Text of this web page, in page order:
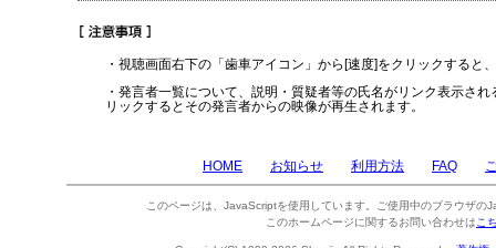
・視聴画面右下の「歯車アイコン」から[速度]をクリックすると
・発言者一覧について、説明・質疑者等の氏名がリンク表示さ
リックするとその発言者からの映像が再生されます。
HOME お知らせ 利用方法 FAQ
このページは、JavaScriptを使用しています。ご使用中のブラウザの
このホームページに関するお問い合わせは こ